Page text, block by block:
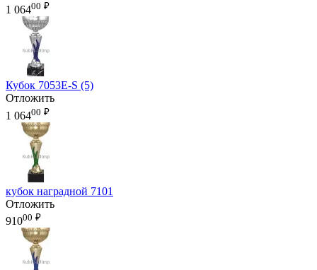
1 06400 ₽
Кубок 7053E-S (5)
Отложить
1 06400 ₽
кубок наградной 7101
Отложить
91000 ₽